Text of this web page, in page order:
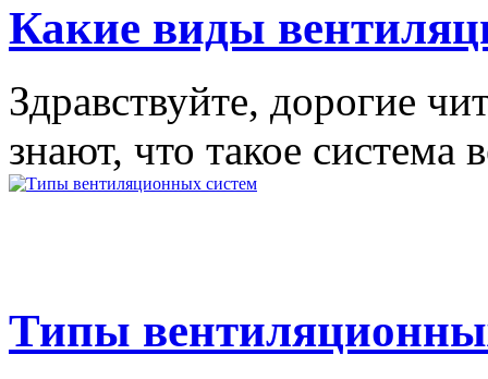
Какие виды
Здравствуйте, дорогие
знают, что такое система
Типы